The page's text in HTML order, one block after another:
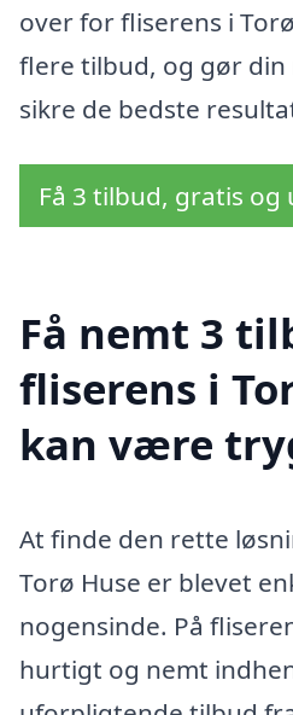
over for fliserens i
flere tilbud, og gør din
sikre de bedste
Få 3 tilbud, gratis
Få nemt 3
fliserens i
kan være
At finde den rette
Torø Huse er blevet
nogensinde. På
hurtigt og nemt